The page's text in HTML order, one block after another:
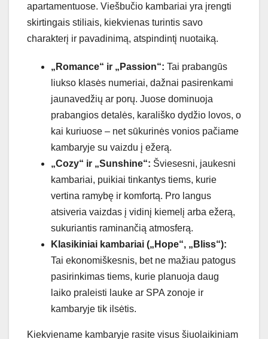
apartamentuose. Viešbučio kambariai yra įrengti
skirtingais stiliais, kiekvienas turintis savo
charakterį ir pavadinimą, atspindintį nuotaiką.
„Romance“ ir „Passion“: Tai prabangūs
liukso klasės numeriai, dažnai pasirenkami
jaunavedžių ar porų. Juose dominuoja
prabangios detalės, karališko dydžio lovos, o
kai kuriuose – net sūkurinės vonios pačiame
kambaryje su vaizdu į ežerą.
„Cozy“ ir „Sunshine“: Šviesesni, jaukesni
kambariai, puikiai tinkantys tiems, kurie
vertina ramybę ir komfortą. Pro langus
atsiveria vaizdas į vidinį kiemelį arba ežerą,
sukuriantis raminančią atmosferą.
Klasikiniai kambariai („Hope“, „Bliss“):
Tai ekonomiškesnis, bet ne mažiau patogus
pasirinkimas tiems, kurie planuoja daug
laiko praleisti lauke ar SPA zonoje ir
kambaryje tik ilsėtis.
Kiekviename kambaryje rasite visus šiuolaikiniam